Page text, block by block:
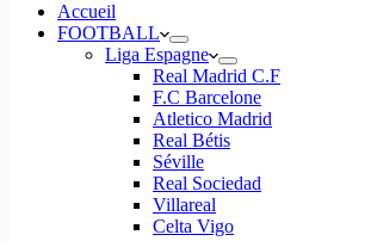
Accueil
FOOTBALL
Liga Espagne
Real Madrid C.F
F.C Barcelone
Atletico Madrid
Real Bétis
Séville
Real Sociedad
Villareal
Celta Vigo